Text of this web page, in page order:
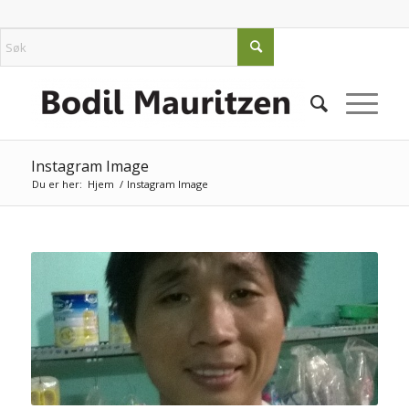
Instagram Image
Du er her: Hjem / Instagram Image